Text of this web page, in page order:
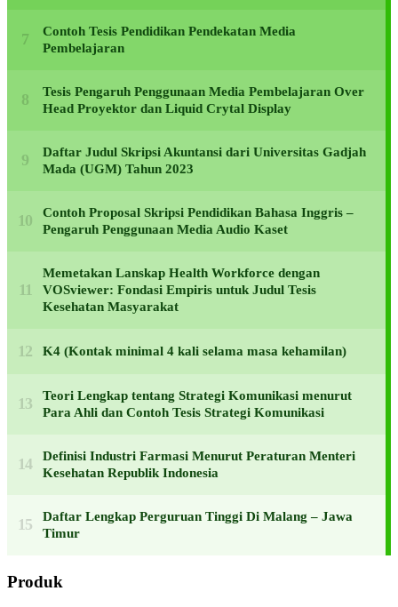
Contoh Tesis Pendidikan Pendekatan Media
Pembelajaran
Tesis Pengaruh Penggunaan Media Pembelajaran Over
Head Proyektor dan Liquid Crytal Display
Daftar Judul Skripsi Akuntansi dari Universitas Gadjah
Mada (UGM) Tahun 2023
Contoh Proposal Skripsi Pendidikan Bahasa Inggris –
Pengaruh Penggunaan Media Audio Kaset
Memetakan Lanskap Health Workforce dengan
VOSviewer: Fondasi Empiris untuk Judul Tesis
Kesehatan Masyarakat
K4 (Kontak minimal 4 kali selama masa kehamilan)
Teori Lengkap tentang Strategi Komunikasi menurut
Para Ahli dan Contoh Tesis Strategi Komunikasi
Definisi Industri Farmasi Menurut Peraturan Menteri
Kesehatan Republik Indonesia
Daftar Lengkap Perguruan Tinggi Di Malang – Jawa
Timur
Produk